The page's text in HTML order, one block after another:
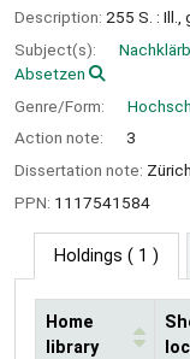
Description: 255 S. : Ill.,
Subject(s):
Absetzen
Genre/Form:
Action note:
3
Dissertation note:
PPN: 1117541584
Holdings ( 1 )
Home
library